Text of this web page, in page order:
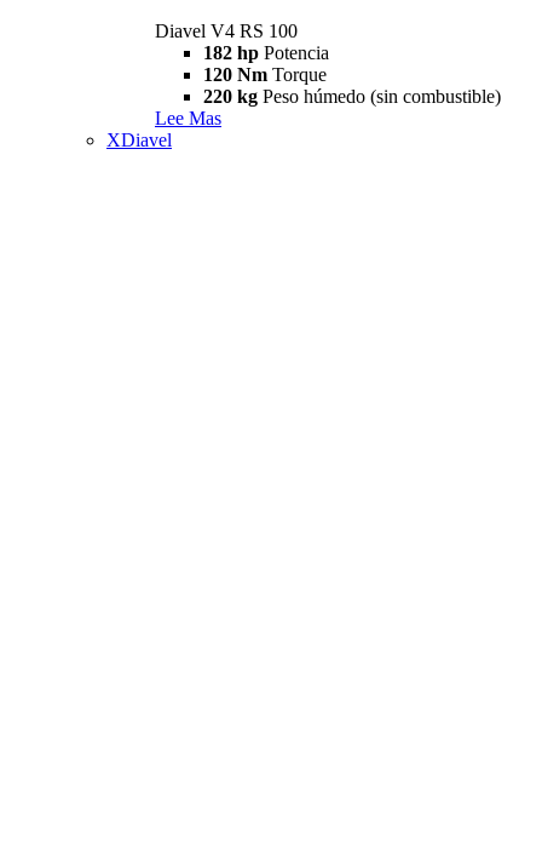
Diavel V4 RS 100
182 hp Potencia
120 Nm Torque
220 kg Peso húmedo (sin combustible)
Lee Mas
XDiavel